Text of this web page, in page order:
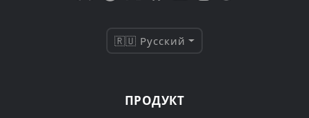
🇷🇺 Русский
ПРОДУКТ